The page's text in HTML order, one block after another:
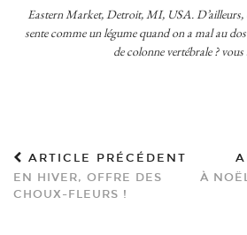
Eastern Market, Detroit, MI, USA. D’ailleurs,
sente comme un légume quand on a mal au
de colonne vertébrale ? vous
ARTICLE PRÉCÉDENT
EN HIVER, OFFRE DES
CHOUX-FLEURS !
À